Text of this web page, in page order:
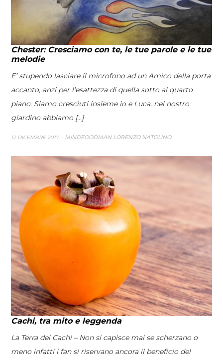
Chester: Cresciamo con te, le tue parole e le tue
melodie
E’ stupendo lasciare il microfono ad un Amico della porta
accanto, anzi per l’esattezza di quella sotto al quarto
piano. Siamo cresciuti insieme io e Luca, nel nostro
giardino abbiamo [...]
12 DICEMBRE 2017 MINDFOODMAN LORENZO NATOLINO
Cachi, tra mito e leggenda
La Terra dei Cachi – Non si capisce mai se scherzano o
meno infatti i fan si riservano ancora il beneficio del